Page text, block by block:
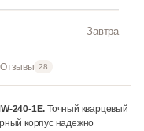
Завтра
Отзывы 28
240-1E. Точный кварцевый
корпус надежно